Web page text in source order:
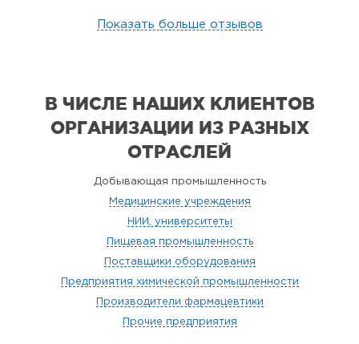
Показать больше отзывов
В ЧИСЛЕ НАШИХ КЛИЕНТОВ
ОРГАНИЗАЦИИ ИЗ РАЗНЫХ
ОТРАСЛЕЙ
Добывающая промышленность
Медицинские учреждения
НИИ, университеты
Пищевая промышленность
Поставщики оборудования
Предприятия химической промышленности
Производители фармацевтики
Прочие предприятия